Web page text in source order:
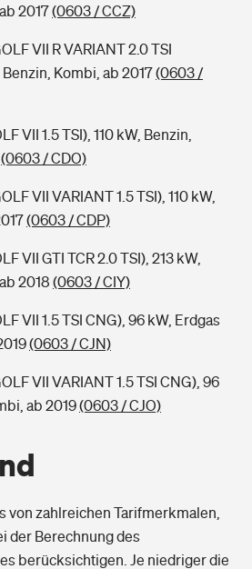
2017(0603 / CCZ)
VII R VARIANT 2.0 TSI
Kombi, ab 2017(0603 /
VII 1.5 TSI), 110 kW, Benzin,
(0603 / CDO)
VII VARIANT 1.5 TSI), 110 kW,
(0603 / CDP)
VII GTI TCR 2.0 TSI), 213 kW,
2018 (0603 / CIY)
VII 1.5 TSI CNG), 96 kW, Erdgas
(0603 / CJN)
VII VARIANT 1.5 TSI CNG), 96
ab 2019(0603 / CJO)
von zahlreichen Tarifmerkmalen,
der Berechnung des
berücksichtigen. Je niedriger die